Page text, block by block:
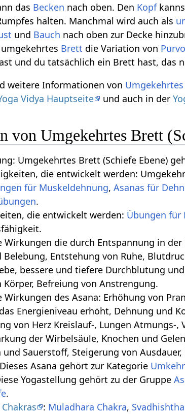
das Becken nach oben. Den Kopf
halten. Manchmal wird auch als
und Bauch nach oben zur Decke
Brett die Variation von
und du tatsächlich ein Brett hast, das
weitere Informationen von
Vidya Hauptseite und auch in der
von Umgekehrtes Brett
Umgekehrtes Brett (Schiefe Ebene)
die entwickelt werden:
für Muskeldehnung,Asanas für
.
die entwickelt werden: Übungen für
die durch Entspannung in der Körperhaltung
Belebung, Entstehung von Ruhe,
bessere und tiefere Durchblutung
Befreiung von Anstrengung.
Wirkungen des Asana: Erhöhung von
Energieniveau erhöht, Dehnung und
von Herz Kreislauf-, Lungen Atmungs-
der Wirbelsäule, Knochen und
Sauerstoff, Steigerung von
Asana gehört zur Kategorie
Yogastellung gehört zu der Gruppe
.
Chakras : Muladhara Chakra,